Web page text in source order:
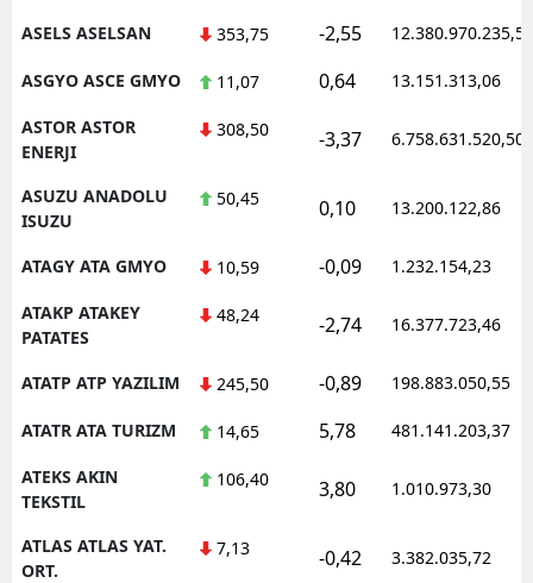
ASELS ASELSAN 353,75 -2,55 12.380.970.235,50
ASGYO ASCE GMYO 11,07 0,64 13.151.313,06
ASTOR ASTOR
ENERJI
308,50 -3,37 6.758.631.520,50
ASUZU ANADOLU
ISUZU
50,45 0,10 13.200.122,86
ATAGY ATA GMYO 10,59 -0,09 1.232.154,23
ATAKP ATAKEY
PATATES
48,24 -2,74 16.377.723,46
ATATP ATP YAZILIM 245,50 -0,89 198.883.050,55
ATATR ATA TURIZM 14,65 5,78 481.141.203,37
ATEKS AKIN
TEKSTIL
106,40 3,80 1.010.973,30
ATLAS ATLAS YAT.
ORT.
7,13 -0,42 3.382.035,72